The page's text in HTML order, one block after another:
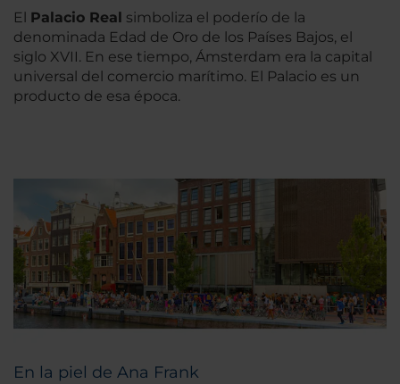
El Palacio Real simboliza el poderío de la
denominada Edad de Oro de los Países Bajos, el
siglo XVII. En ese tiempo, Ámsterdam era la capital
universal del comercio marítimo. El Palacio es un
producto de esa época.
En la piel de Ana Frank